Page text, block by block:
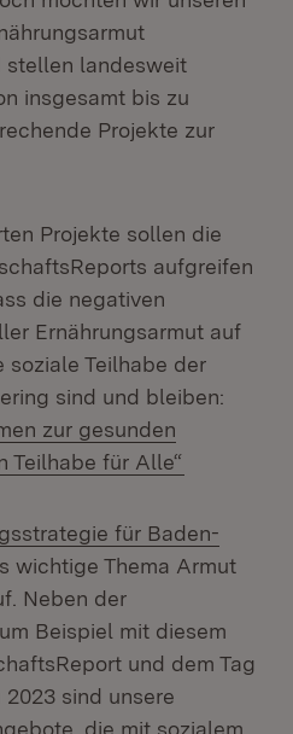
stellen landesweit
insgesamt bis zu
Projekte zur
Projekte sollen die
aufgreifen
die negativen
Ernährungsarmut auf
soziale Teilhabe der
sind und bleiben:
zur gesunden
Teilhabe für Alle“
für Baden-
neuem Fenster)
wichtige Thema Armut
Neben der
Beispiel mit diesem
und dem Tag
sind unsere
die mit sozialem